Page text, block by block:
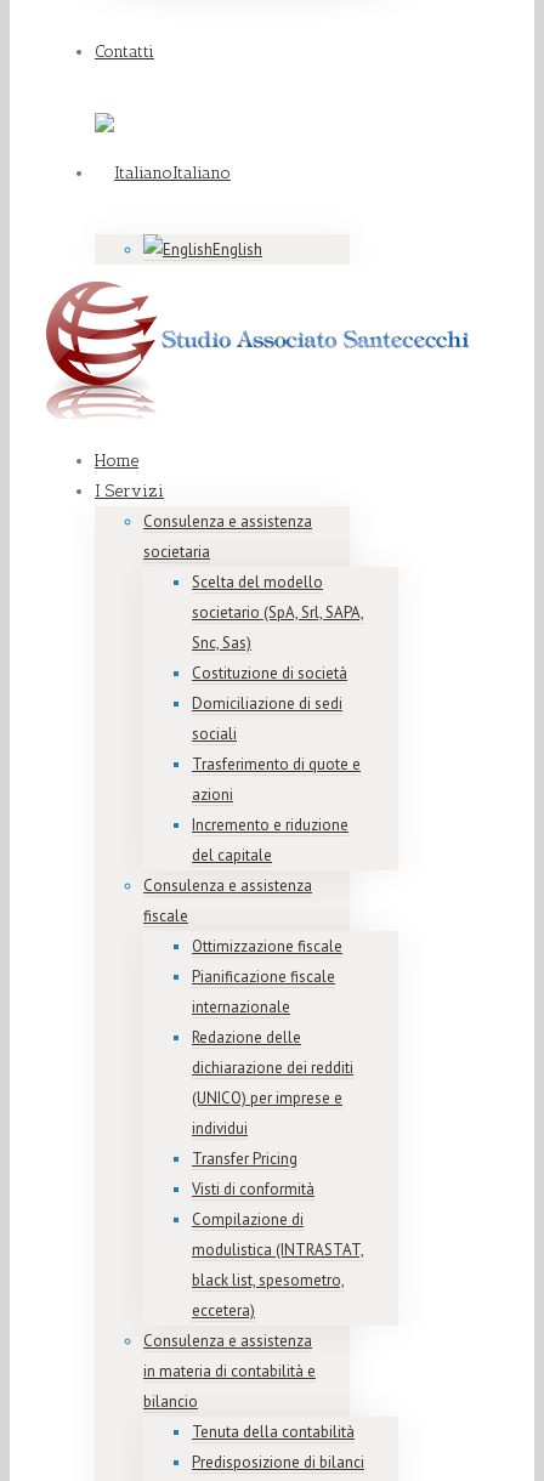
Contatti
Italiano
English
Home
I Servizi
Consulenza e assistenza
societaria
Scelta del modello
societario (SpA, Srl, SAPA,
Snc, Sas)
Costituzione di società
Domiciliazione di sedi
sociali
Trasferimento di quote e
azioni
Incremento e riduzione
del capitale
Consulenza e assistenza
fiscale
Ottimizzazione fiscale
Pianificazione fiscale
internazionale
Redazione delle
dichiarazione dei redditi
(UNICO) per imprese e
individui
Transfer Pricing
Visti di conformità
Compilazione di
modulistica (INTRASTAT,
black list, spesometro,
eccetera)
Consulenza e assistenza
in materia di contabilità e
bilancio
Tenuta della contabilità
Predisposizione di bilanci